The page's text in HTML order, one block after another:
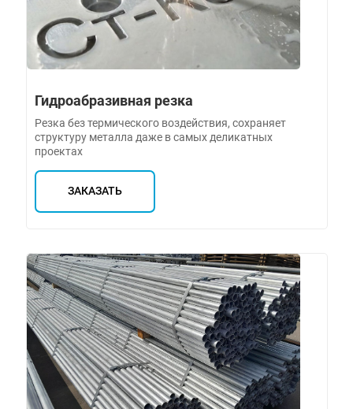
Гидроабразивная резка
Резка без термического воздействия, сохраняет
структуру металла даже в самых деликатных
проектах
ЗАКАЗАТЬ